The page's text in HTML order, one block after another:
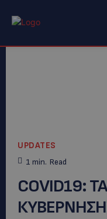
UPDATES
1 min. Read
COVID19: